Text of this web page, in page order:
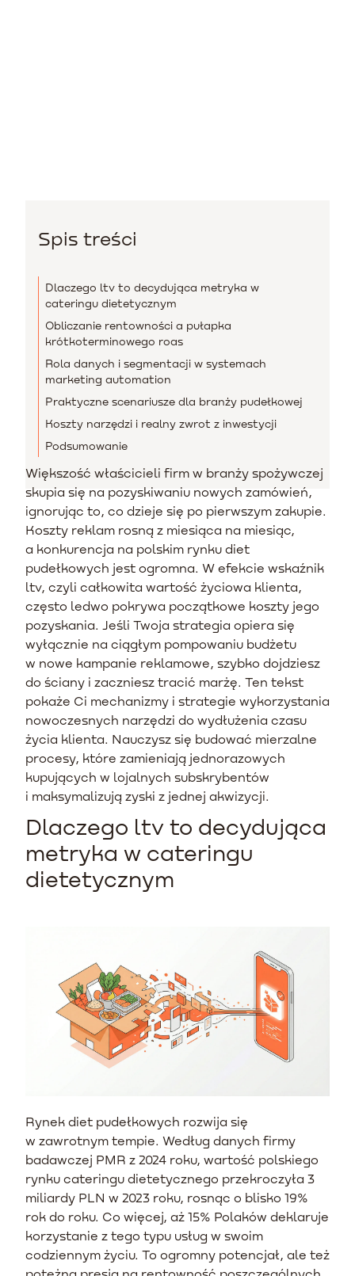
Spis treści
Dlaczego ltv to decydująca metryka w
cateringu dietetycznym
Obliczanie rentowności a pułapka
krótkoterminowego roas
Rola danych i segmentacji w systemach
marketing automation
Praktyczne scenariusze dla branży pudełkowej
Koszty narzędzi i realny zwrot z inwestycji
Podsumowanie
Większość właścicieli firm w branży spożywczej
skupia się na pozyskiwaniu nowych zamówień,
ignorując to, co dzieje się po pierwszym zakupie.
Koszty reklam rosną z miesiąca na miesiąc,
a konkurencja na polskim rynku diet
pudełkowych jest ogromna. W efekcie wskaźnik
ltv, czyli całkowita wartość życiowa klienta,
często ledwo pokrywa początkowe koszty jego
pozyskania. Jeśli Twoja strategia opiera się
wyłącznie na ciągłym pompowaniu budżetu
w nowe kampanie reklamowe, szybko dojdziesz
do ściany i zaczniesz tracić marżę. Ten tekst
pokaże Ci mechanizmy i strategie wykorzystania
nowoczesnych narzędzi do wydłużenia czasu
życia klienta. Nauczysz się budować mierzalne
procesy, które zamieniają jednorazowych
kupujących w lojalnych subskrybentów
i maksymalizują zyski z jednej akwizycji.
Dlaczego ltv to decydująca
metryka w cateringu
dietetycznym
Rynek diet pudełkowych rozwija się
w zawrotnym tempie. Według danych firmy
badawczej PMR z 2024 roku, wartość polskiego
rynku cateringu dietetycznego przekroczyła 3
miliardy PLN w 2023 roku, rosnąc o blisko 19%
rok do roku. Co więcej, aż 15% Polaków deklaruje
korzystanie z tego typu usług w swoim
codziennym życiu. To ogromny potencjał, ale też